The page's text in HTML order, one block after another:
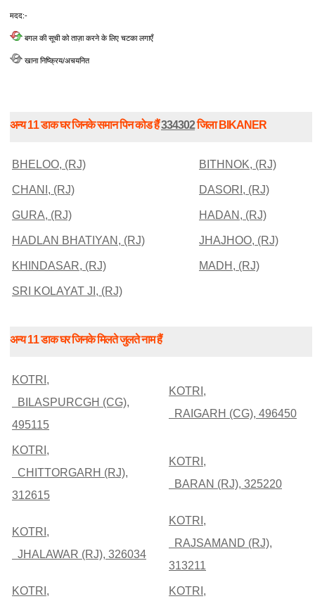
मदद:-
बगल की सूची को ताज़ा करने के लिए चटका लगाएँ
खाना निष्क्रिय/अचयनित
अन्य 11 डाक घर जिनके समान पिन कोड हैं334302जिला BIKANER
BHELOO, (RJ) BITHNOK, (RJ)
CHANI, (RJ) DASORI, (RJ)
GURA, (RJ) HADAN, (RJ)
HADLAN BHATIYAN, (RJ) JHAJHOO, (RJ)
KHINDASAR, (RJ) MADH, (RJ)
SRI KOLAYAT JI, (RJ)
अन्य 11 डाक घर जिनके मिलते जुलते नाम हैं
KOTRI,
BILASPURCGH (CG),
495115
KOTRI,
RAIGARH (CG), 496450
KOTRI,
CHITTORGARH (RJ),
312615
KOTRI,
BARAN (RJ), 325220
KOTRI,
JHALAWAR (RJ), 326034
KOTRI,
RAJSAMAND (RJ),
313211
KOTRI,
KOTRI,